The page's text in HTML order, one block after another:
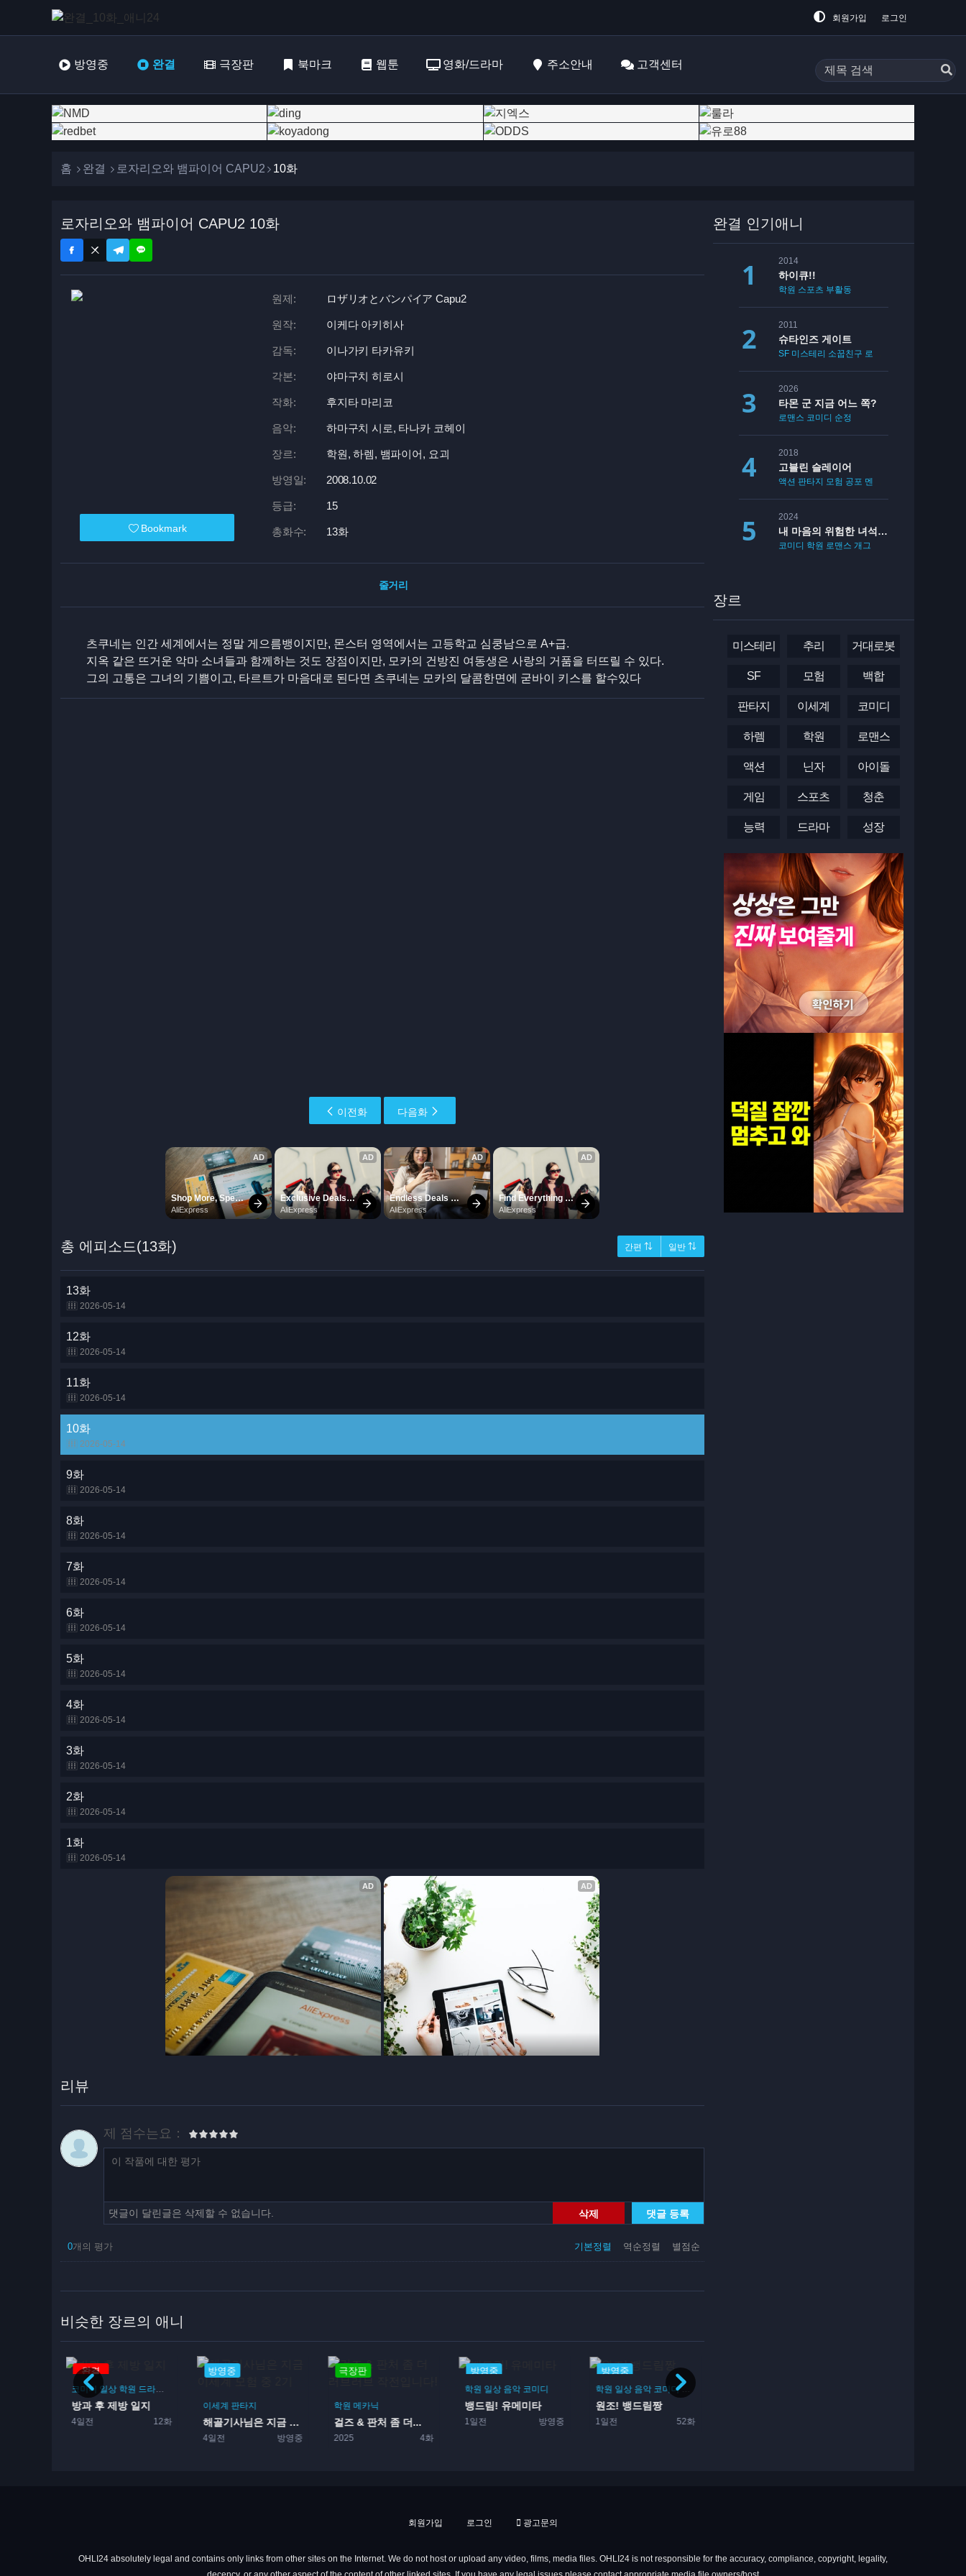
회원가입 로그인
방영중 완결 극장판 북마크 웹툰 영화/드라마 주소안내 고객센터
홈 완결 로자리오와 뱀파이어 CAPU2 10화
로자리오와 뱀파이어 CAPU2 10화
Bookmark
원제: ロザリオとバンパイア Capu2
원작: 이케다 아키히사
감독: 이나가키 타카유키
각본: 야마구치 히로시
작화: 후지타 마리코
음악: 하마구치 시로, 타나카 코헤이
장르: 학원, 하렘, 뱀파이어, 요괴
방영일: 2008.10.02
등급: 15
총화수: 13화
줄거리
츠쿠네는 인간 세계에서는 정말 게으름뱅이지만, 몬스터 영역에서는 고등학교 심쿵남으로 A+급.
지옥 같은 뜨거운 악마 소녀들과 함께하는 것도 장점이지만, 모카의 건방진 여동생은 사랑의 거품을 터뜨릴 수 있다.
그의 고통은 그녀의 기쁨이고, 타르트가 마음대로 된다면 츠쿠네는 모카의 달콤한면에 굳바이 키스를 할수있다
이전화 다음화
총 에피소드(13화) 간편 ⇅ 일반 ⇅
13화
2026-05-14
12화
2026-05-14
11화
2026-05-14
10화
2026-05-14
9화
2026-05-14
8화
2026-05-14
7화
2026-05-14
6화
2026-05-14
5화
2026-05-14
4화
2026-05-14
3화
2026-05-14
2화
2026-05-14
1화
2026-05-14
리뷰
제 점수는요：
삭제 댓글 등록
댓글이 달린글은 삭제할 수 없습니다.
기본정렬 역순정렬 별점순
0개의 평가
비슷한 장르의 애니
부활동
방영중
이세계 판타지
해골기사님은 지금 이세계 모...
극장판
학원 메카닉
걸즈 & 판처 좀 더...
2025
방영중
뱅드림! 유메미타
1일전
방영중
학원 일상 음악 코미디
원조! 뱅드림짱
1일전 52화
방영중
학원 판타지
완결 인기애니
2014
하이큐!!
학원 스포츠 부활동
2011
슈타인즈 게이트
SF 미스테리 소꿉친구 로맨스
2026
타몬 군 지금 어느 쪽?
로맨스 코미디 순정
2018
고블린 슬레이어
액션 판타지 모험 공포 멘붕
2024
내 마음의 위험한 녀석 2기
코미디 학원 로맨스 개그
장르
미스테리 추리 거대로봇
SF 모험 백합
판타지 이세계 코미디
하렘 학원 로맨스
액션 닌자 아이돌
게임 스포츠 청춘
능력 드라마 성장
회원가입 로그인 광고문의
OHLI24 absolutely legal and contains only links from other sites on the Internet. We do not host or upload any video, films, media files. OHLI24 is not responsible for the accuracy, compliance, copyright, legality,